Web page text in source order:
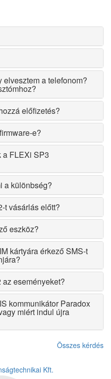
a telefonom?
előfizetés?
e?
a FLEXi SP3
a különbség?
t vásárlás előtt?
eszköz?
kártyára érkező SMS-t
eseményeket?
kommunikátor Paradox
miért indul újra
Összes kérdés